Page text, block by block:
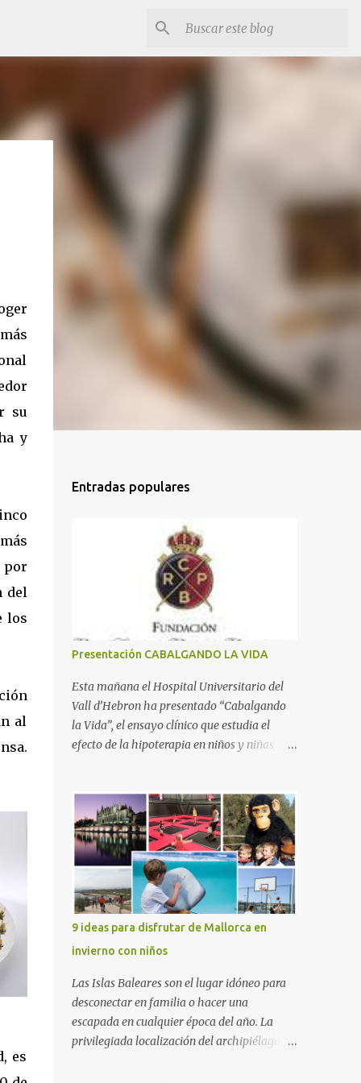
su
y
por
del
los
al
es
Entradas populares
Presentación CABALGANDO LA VIDA
Esta mañana el Hospital Universitario del
Vall d’Hebron ha presentado “Cabalgando
la Vida”, el ensayo clínico que estudia el
efecto de la hipoterapia en niños y niñas
Gimbernat, con el apoyo de la Asociación
Española contra el Cáncer (AEECC) y la
Fundación Federica Cerdá. La presentación
ha contado con la presencia de Emilio Zegrí,
presidente de la Fundación RCPB; la Dra.
Anna Llort, adjunta del Servicio de
Oncología Pediátrica del Hospital Vall
d’Hebron e investigadora del grupo de
Investigación Traslacional en Cáncer en la
Infancia y la Adolescencia del Vall d’Hebron
Instituto de Investigación (VHIR); Anna Saló,
psicóloga del Servicio de Oncología
Pediátrica del Vall d’Hebron y del grupo de
9 ideas para disfrutar de Mallorca en
invierno con niños
Las Islas Baleares son el lugar idóneo para
desconectar en familia o hacer una
escapada en cualquier época del año. La
privilegiada localización del archipiélago